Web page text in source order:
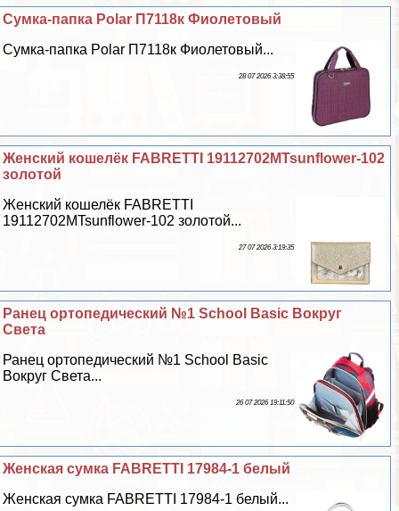
Сумка-папка Polar П7118к Фиолетовый
Сумка-папка Polar П7118к Фиолетовый...
28 07 2026 3:38:55
Женский кошелёк FABRETTI 19112702MTsunflower-102
золотой
Женский кошелёк FABRETTI
19112702MTsunflower-102 золотой...
27 07 2026 3:19:35
Ранец ортопедический №1 School Basic Вокруг
Света
Ранец ортопедический №1 School Basic
Вокруг Света...
26 07 2026 19:11:50
Женская сумка FABRETTI 17984-1 белый
Женская сумка FABRETTI 17984-1 белый...